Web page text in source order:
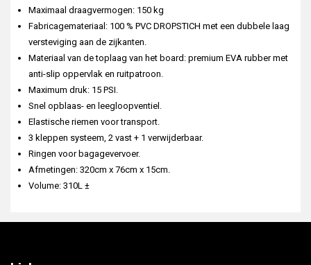
Maximaal draagvermogen: 150 kg
Fabricagemateriaal: 100 % PVC DROPSTICH met een dubbele laag
versteviging aan de zijkanten.
Materiaal van de toplaag van het board: premium EVA rubber met
anti-slip oppervlak en ruitpatroon.
Maximum druk: 15 PSI.
Snel opblaas- en leegloopventiel.
Elastische riemen voor transport.
3 kleppen systeem, 2 vast + 1 verwijderbaar.
Ringen voor bagagevervoer.
Afmetingen: 320cm x 76cm x 15cm.
Volume: 310L ±